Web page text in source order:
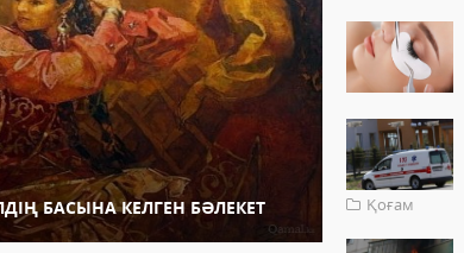
БАСЫНА КЕЛГЕН БӘЛЕКЕТ Қоғам